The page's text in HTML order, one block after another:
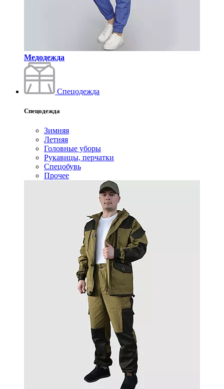
Медодежда
Спецодежда
Спецодежда
Зимняя
Летняя
Головные уборы
Рукавицы, перчатки
Спецобувь
Прочее